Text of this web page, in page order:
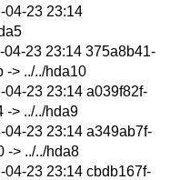
04-23 23:14
04-23 23:14 375a8b41-
-> ../../hda10
04-23 23:14 a039f82f-
-> ../../hda9
04-23 23:14 a349ab7f-
-> ../../hda8
04-23 23:14 cbdb167f-